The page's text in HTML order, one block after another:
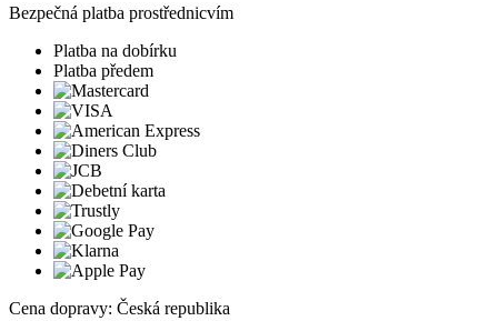
Bezpečná platba prostřednicvím
Platba na dobírku
Platba předem
Cena dopravy: Česká republika